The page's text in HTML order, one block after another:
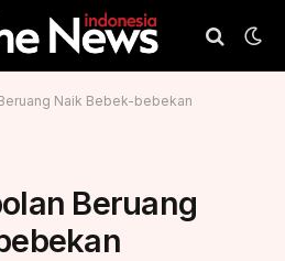
Naik Bebek-bebekan
Beruang